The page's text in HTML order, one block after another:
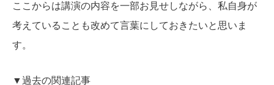
ここからは講演の内容を一部お見せしながら、私自身が
考えていることも改めて言葉にしておきたいと思いま
す。
▼過去の関連記事